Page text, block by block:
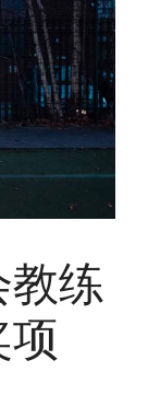
练
项